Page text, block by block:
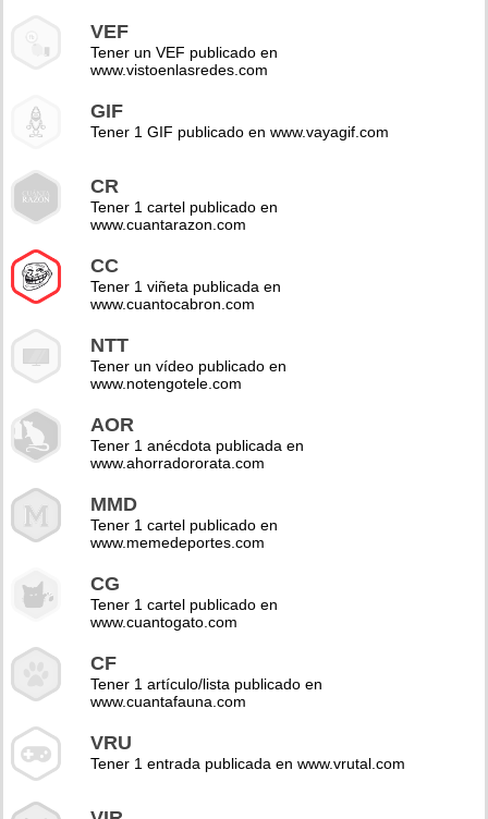
VEF
Tener un VEF publicado en
www.vistoenlasredes.com
GIF
Tener 1 GIF publicado en www.vayagif.com
CR
Tener 1 cartel publicado en
www.cuantarazon.com
CC
Tener 1 viñeta publicada en
www.cuantocabron.com
NTT
Tener un vídeo publicado en
www.notengotele.com
AOR
Tener 1 anécdota publicada en
www.ahorradororata.com
MMD
Tener 1 cartel publicado en
www.memedeportes.com
CG
Tener 1 cartel publicado en
www.cuantogato.com
CF
Tener 1 artículo/lista publicado en
www.cuantafauna.com
VRU
Tener 1 entrada publicada en www.vrutal.com